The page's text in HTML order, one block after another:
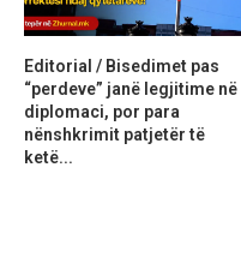
Editorial / Bisedimet pas
“perdeve” janë legjitime në
diplomaci, por para
nënshkrimit patjetër të
ketë...